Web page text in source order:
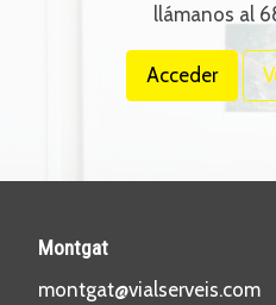
llámanos al
Acceder
Montgat
montgat@vialserveis.com